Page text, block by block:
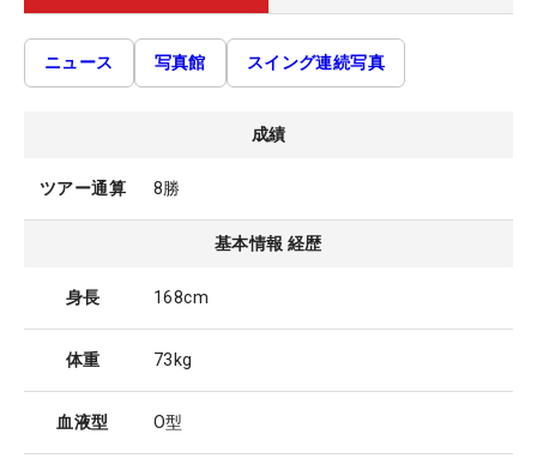
ニュース 写真館 スイング連続写真
成績
ツアー通算 8勝
基本情報 経歴
身長 168cm
体重 73kg
血液型 O型